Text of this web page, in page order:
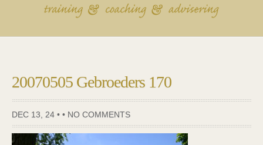
20070505 Gebroeders 170
DEC 13, 24 • • NO COMMENTS